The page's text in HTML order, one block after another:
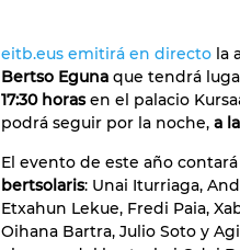
eitb.eus emitirá en directo la
Bertso Eguna que tendrá
17:30 horasen el palacio
podrá seguir por la noche, a
El evento de este año
bertsolaris: Unai Iturriaga,
Etxahun Lekue, Fredi Paia,
Oihana Bartra, Julio Soto y